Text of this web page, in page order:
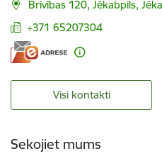
Brīvības 120, Jēkabpils,
+371 65207304
Visi kontakti
Sekojiet mums